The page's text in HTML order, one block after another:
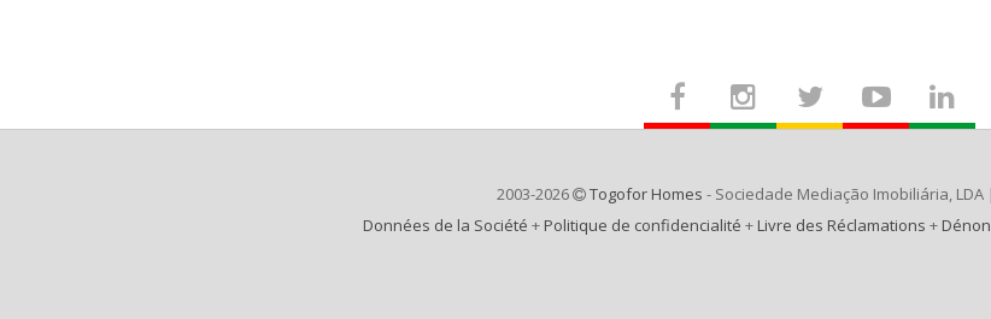
2003-2026 Togofor Homes - Sociedade Mediação Imobiliária, LDA
Données de la Société + Politique de confidencialité + Livre des Réclamations +